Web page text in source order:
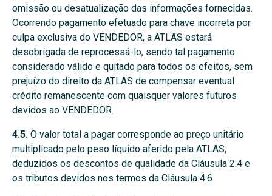
omissão ou desatualização das informações fornecidas.
Ocorrendo pagamento efetuado para chave incorreta por
culpa exclusiva do VENDEDOR, a ATLAS estará
desobrigada de reprocessá-lo, sendo tal pagamento
considerado válido e quitado para todos os efeitos, sem
prejuízo do direito da ATLAS de compensar eventual
crédito remanescente com quaisquer valores futuros
devidos ao VENDEDOR.
4.5. O valor total a pagar corresponde ao preço unitário
multiplicado pelo peso líquido aferido pela ATLAS,
deduzidos os descontos de qualidade da Cláusula 2.4 e
os tributos devidos nos termos da Cláusula 4.6.